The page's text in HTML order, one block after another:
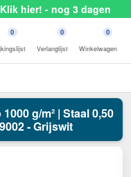
hier! - nog 3 dagen
0 0
Verlanglijst
0
Winkelwagen
g/m² | Staal 0,50
- Grijswit